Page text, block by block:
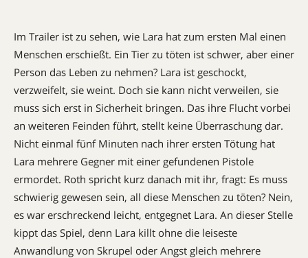
Im Trailer ist zu sehen, wie Lara hat zum ersten Mal einen
Menschen erschießt. Ein Tier zu töten ist schwer, aber einer
Person das Leben zu nehmen? Lara ist geschockt,
verzweifelt, sie weint. Doch sie kann nicht verweilen, sie
muss sich erst in Sicherheit bringen. Das ihre Flucht vorbei
an weiteren Feinden führt, stellt keine Überraschung dar.
Nicht einmal fünf Minuten nach ihrer ersten Tötung hat
Lara mehrere Gegner mit einer gefundenen Pistole
ermordet. Roth spricht kurz danach mit ihr, fragt: Es muss
schwierig gewesen sein, all diese Menschen zu töten? Nein,
es war erschreckend leicht, entgegnet Lara. An dieser Stelle
kippt das Spiel, denn Lara killt ohne die leiseste
Anwandlung von Skrupel oder Angst gleich mehrere